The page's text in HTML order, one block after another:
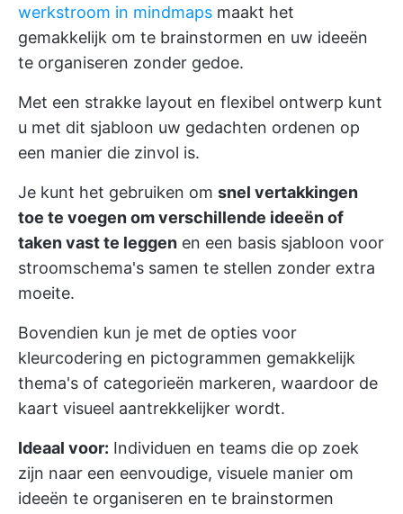
werkstroom in mindmaps maakt het
gemakkelijk om te brainstormen en uw ideeën
te organiseren zonder gedoe.
Met een strakke layout en flexibel ontwerp kunt
u met dit sjabloon uw gedachten ordenen op
een manier die zinvol is.
Je kunt het gebruiken om snel vertakkingen
toe te voegen om verschillende ideeën of
taken vast te leggen en een basis sjabloon voor
stroomschema's samen te stellen zonder extra
moeite.
Bovendien kun je met de opties voor
kleurcodering en pictogrammen gemakkelijk
thema's of categorieën markeren, waardoor de
kaart visueel aantrekkelijker wordt.
Ideaal voor: Individuen en teams die op zoek
zijn naar een eenvoudige, visuele manier om
ideeën te organiseren en te brainstormen